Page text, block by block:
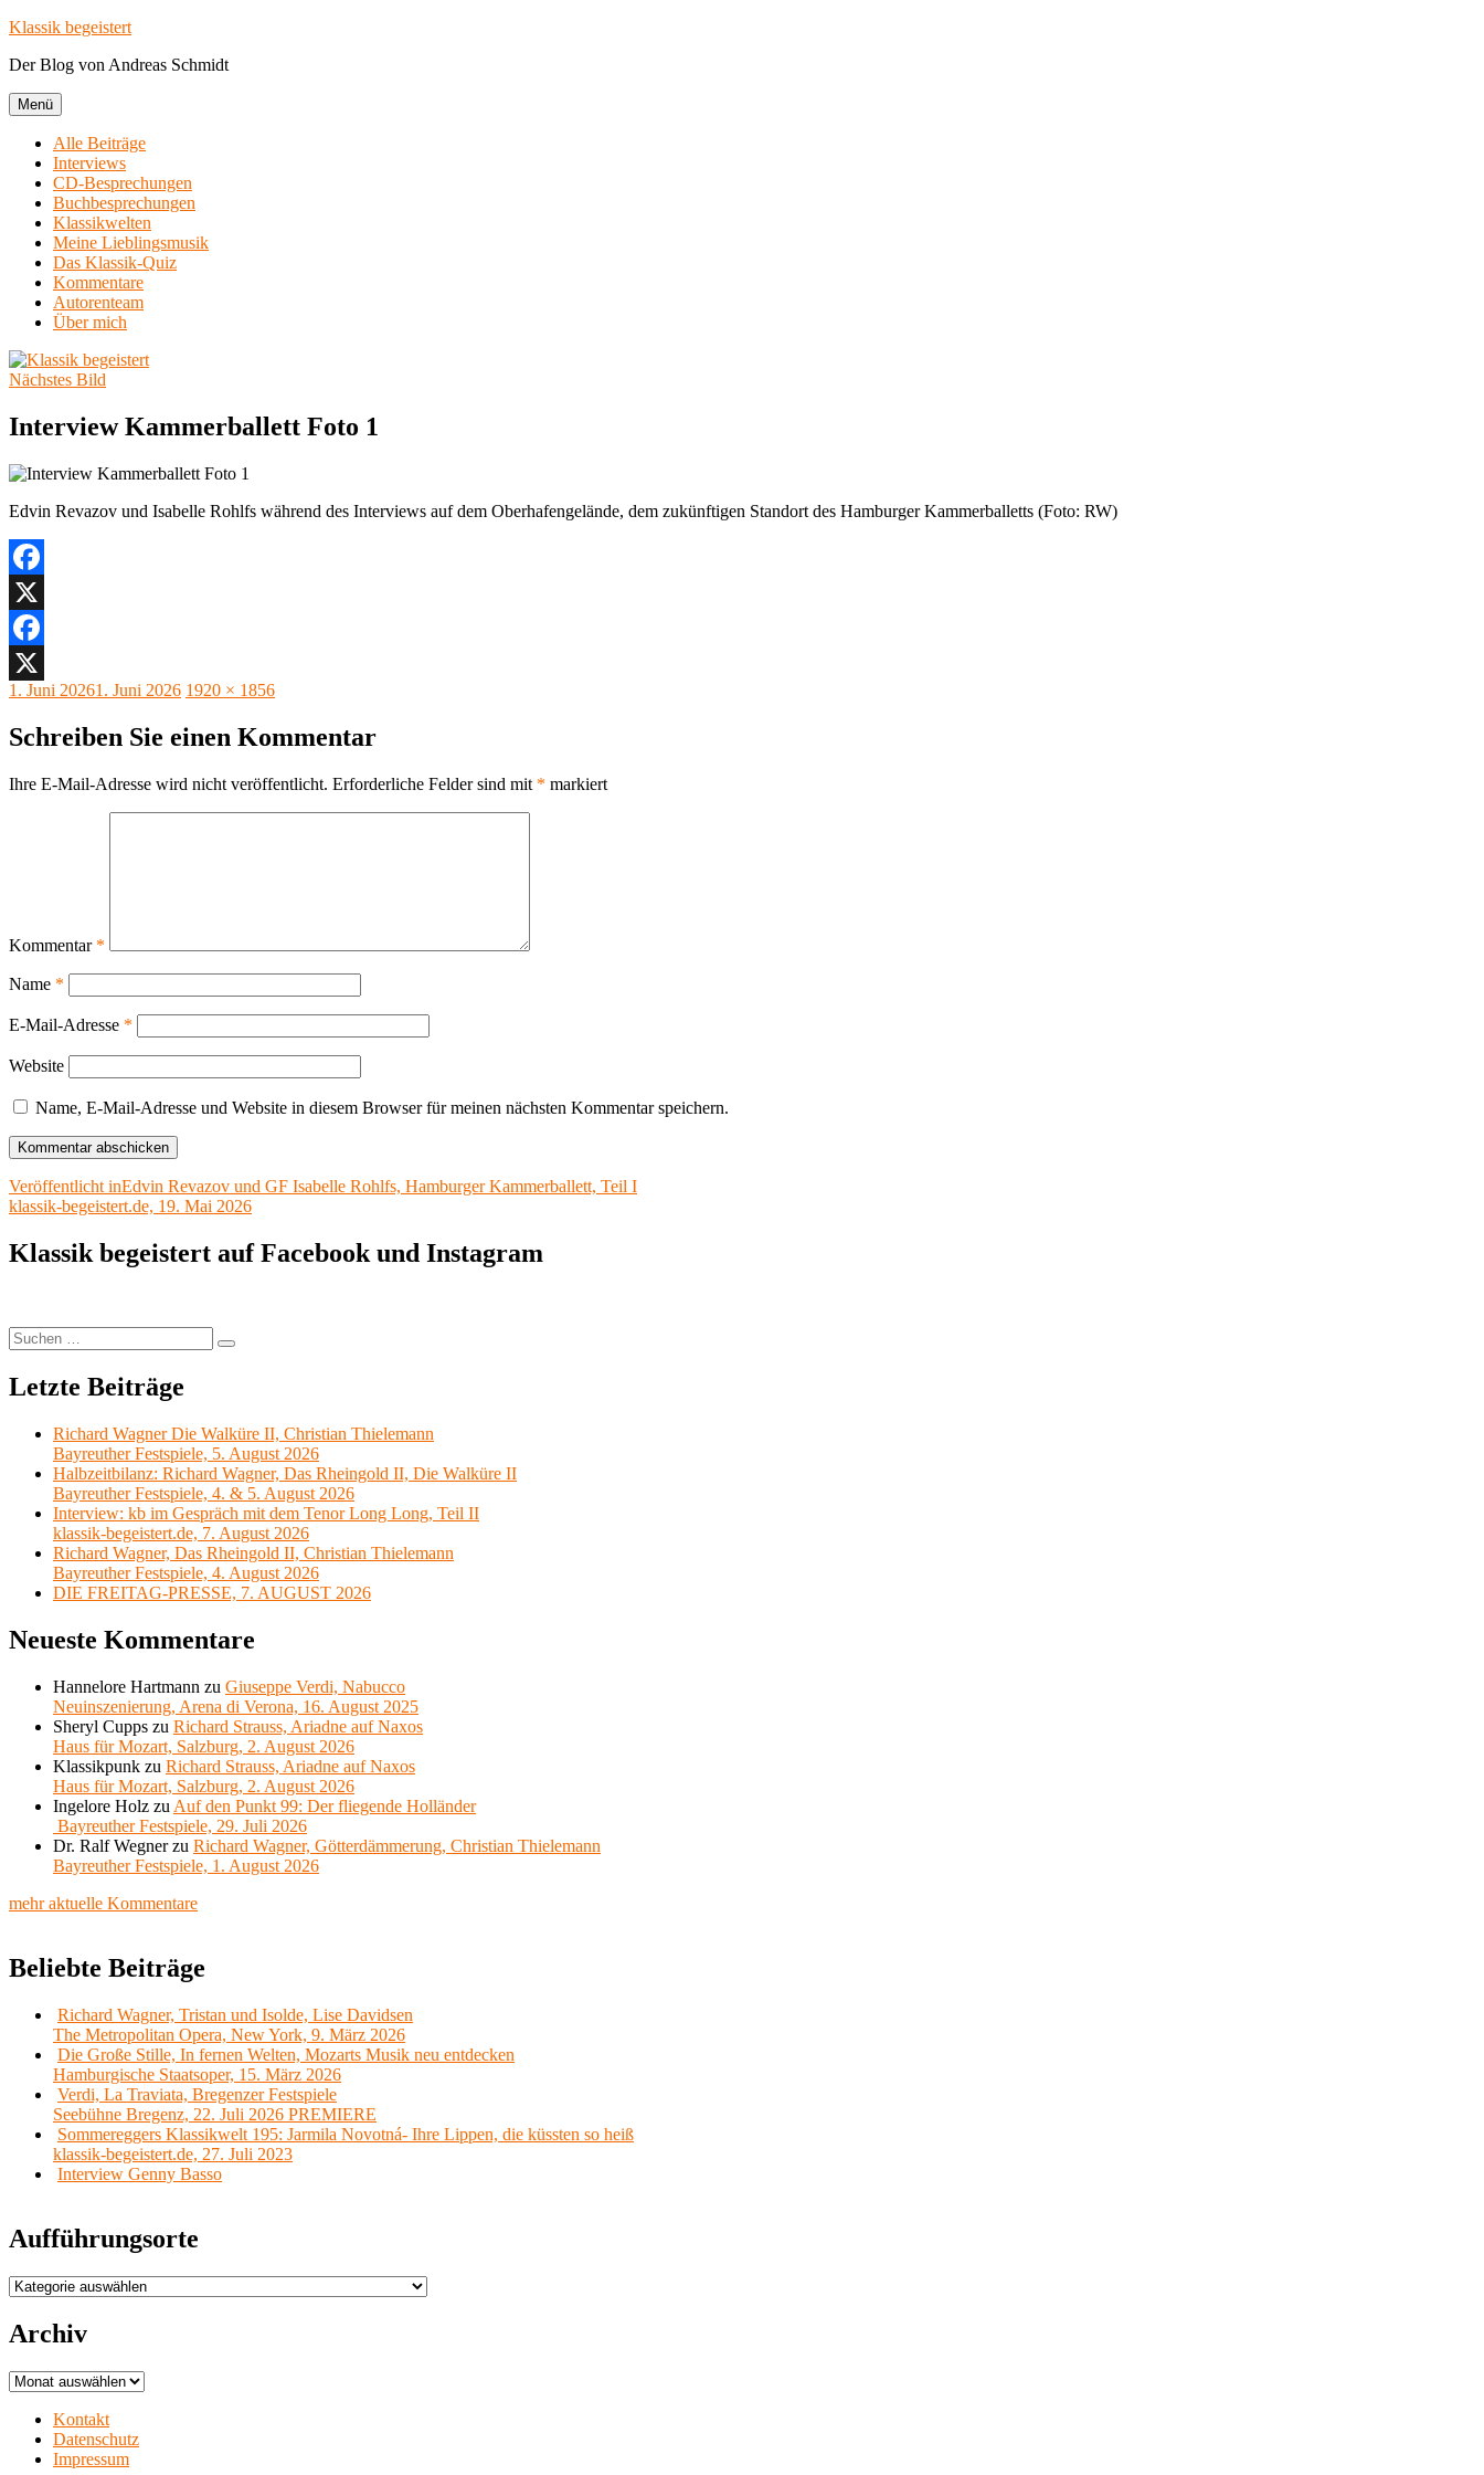
Zum
springen
Klassik begeistert
Der Blog von Andreas Schmidt
Menü
Alle Beiträge
Interviews
CD-Besprechungen
Buchbesprechungen
Klassikwelten
Meine Lieblingsmusik
Das Klassik-Quiz
Kommentare
Autorenteam
Über mich
Nächstes Bild
Interview Kammerballett Foto 1
Edvin Revazov und Isabelle Rohlfs während des Interviews auf dem Oberhafengelände, dem zukünftigen Standort des Hamburger Kammerballetts (Foto: RW)
Facebook
X
Facebook
X
Veröffentlicht
1. Juni 20261. Juni 2026 Originalgröße
1920 × 1856
Schreiben Sie einen Kommentar
Ihre E-Mail-Adresse wird nicht veröffentlicht. Erforderliche Felder sind mit * markiert
Kommentar *
Name *
E-Mail-Adresse *
Website
Name, E-Mail-Adresse und Website in diesem Browser für meinen nächsten Kommentar speichern.
Beitragsnavigation
Veröffentlicht inEdvin Revazov und GF Isabelle Rohlfs, Hamburger Kammerballett, Teil I
klassik-begeistert.de, 19. Mai 2026
Klassik begeistert auf Facebook und Instagram
Suchen
nach:
Suchen
Letzte Beiträge
Richard Wagner Die Walküre II, Christian Thielemann
Bayreuther Festspiele, 5. August 2026
Halbzeitbilanz: Richard Wagner, Das Rheingold II, Die Walküre II
Bayreuther Festspiele, 4. & 5. August 2026
Interview: kb im Gespräch mit dem Tenor Long Long, Teil II
klassik-begeistert.de, 7. August 2026
Richard Wagner, Das Rheingold II, Christian Thielemann
Bayreuther Festspiele, 4. August 2026
DIE FREITAG-PRESSE, 7. AUGUST 2026
Neueste Kommentare
Hannelore Hartmann zu Giuseppe Verdi, Nabucco
Neuinszenierung, Arena di Verona, 16. August 2025
Sheryl Cupps zu Richard Strauss, Ariadne auf Naxos
Haus für Mozart, Salzburg, 2. August 2026
Klassikpunk zu Richard Strauss, Ariadne auf Naxos
Haus für Mozart, Salzburg, 2. August 2026
Ingelore Holz zu Auf den Punkt 99: Der fliegende Holländer
Bayreuther Festspiele, 29. Juli 2026
Dr. Ralf Wegnerzu Richard Wagner, Götterdämmerung, Christian Thielemann
Bayreuther Festspiele, 1. August 2026
mehr aktuelle Kommentare
Beliebte Beiträge
Richard Wagner, Tristan und Isolde, Lise Davidsen
The Metropolitan Opera, New York, 9. März 2026
Die Große Stille, In fernen Welten, Mozarts Musik neu entdecken
Hamburgische Staatsoper, 15. März 2026
Verdi, La Traviata, Bregenzer Festspiele
Seebühne Bregenz, 22. Juli 2026 PREMIERE
Sommereggers Klassikwelt 195: Jarmila Novotná- Ihre Lippen, die küssten so heiß
klassik-begeistert.de, 27. Juli 2023
Interview Genny Basso
Aufführungsorte
Aufführungsorte
Archiv
Archiv
Kontakt
Datenschutz
Impressum